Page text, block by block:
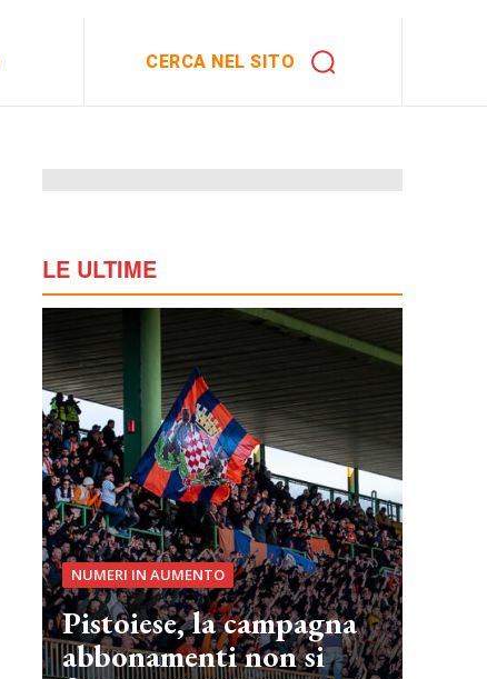
CERCA NEL SITO
LE ULTIME
NUMERI IN AUMENTO
Pistoiese, la campagna
abbonamenti non si